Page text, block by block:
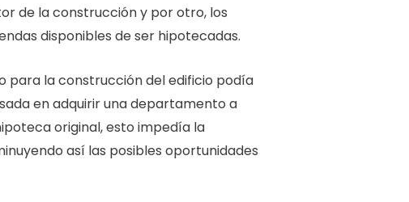
de la construcción y por otro, los
disponibles de ser hipotecadas.
para la construcción del edificio podía
en adquirir una departamento a
original, esto impedía la
así las posibles oportunidades